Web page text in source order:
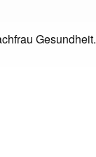
Gesundheit.